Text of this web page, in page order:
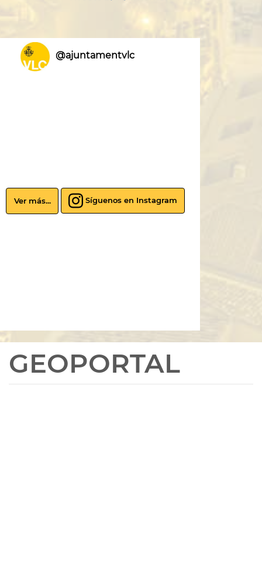
@ajuntamentvlc
Ver más... Síguenos en Instagram
GEOPORTAL